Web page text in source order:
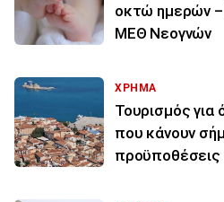
οκτώ ημερών
ΜΕΘ Νεογνών
ΧΡΗΜΑ
Τουρισμός
που κάνουν
προϋποθέσεις